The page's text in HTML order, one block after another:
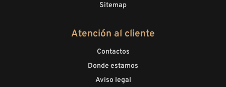
Sitemap
Atención al cliente
Contactos
Donde estamos
Aviso legal